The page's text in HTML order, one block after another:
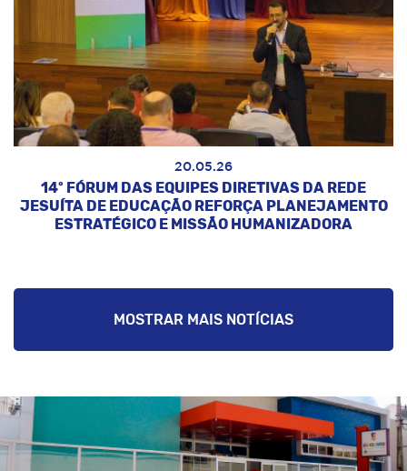
20.05.26
14º FÓRUM DAS EQUIPES DIRETIVAS DA REDE
JESUÍTA DE EDUCAÇÃO REFORÇA PLANEJAMENTO
ESTRATÉGICO E MISSÃO HUMANIZADORA
MOSTRAR MAIS NOTÍCIAS